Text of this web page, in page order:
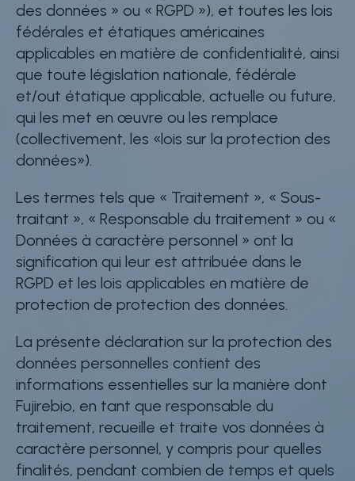
des données » ou « RGPD »), et toutes les lois
fédérales et étatiques américaines
applicables en matière de confidentialité, ainsi
que toute législation nationale, fédérale
et/out étatique applicable, actuelle ou future,
qui les met en œuvre ou les remplace
(collectivement, les «lois sur la protection des
données»).
Les termes tels que « Traitement », « Sous-
traitant », « Responsable du traitement » ou «
Données à caractère personnel » ont la
signification qui leur est attribuée dans le
RGPD et les lois applicables en matière de
protection de protection des données.
La présente déclaration sur la protection des
données personnelles contient des
informations essentielles sur la manière dont
Fujirebio, en tant que responsable du
traitement, recueille et traite vos données à
caractère personnel, y compris pour quelles
finalités, pendant combien de temps et quels